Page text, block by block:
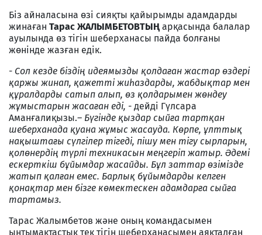
Біз айналасына өзі сияқты қайырымды адамдарды
жинаған Тарас ЖАЛЫМБЕТОВТЫҢ арқасында балалар
ауылында өз тігін шеберханасы пайда болғаны
жөнінде жазған едік.
- Сол кезде біздің идеямызды қолдаған жастар өздері
қаржы жинап, қажетті жиһаздарды, жабдықтар мен
құралдарды сатып алып, өз қолдарымен жөндеу
жұмыстарын жасаған еді, - дейді Гүлсара
Аманғалиқызы.– Бүгінде қыздар сыйға тартқан
шеберханада қуана жұмыс жасауда. Көрпе, ұлттық
нақыштағы сүлгілер тігеді, пішу мен тігу сырларын,
қолөнердің түрлі техникасын меңгеріп жатыр. Әдемі
ескерткіш бұйымдар жасайды. Бұл заттар өзімізде
жатып қалған емес. Барлық бұйымдарды келген
қонақтар мен бізге көмектескен адамдарға сыйға
тартамыз.
Тарас Жалымбетов және оның командасымен
ынтымақтастық тек тігін шеберханасымен аяқталған